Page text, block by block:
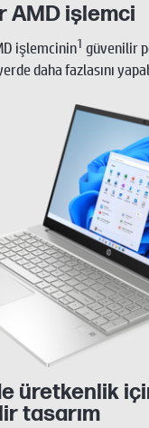
AMD işlemci
işlemcinin1 güvenilir
daha fazlasını
üretkenlik
tasarım